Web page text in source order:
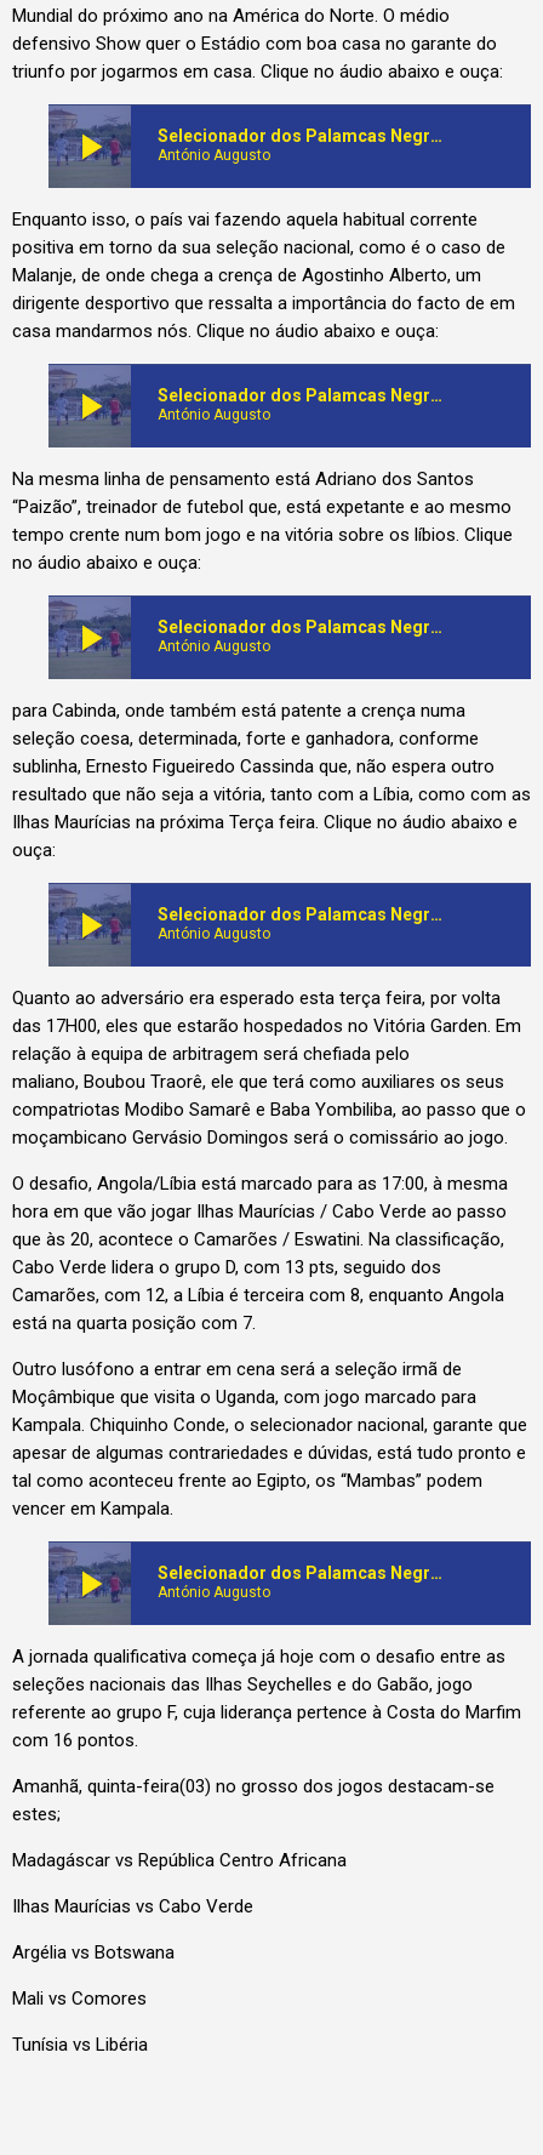
Mundial do próximo ano na América do Norte. O médio
defensivo Show quer o Estádio com boa casa no garante do
triunfo por jogarmos em casa. Clique no áudio abaixo e ouça:
play_arrow Selecionador dos Palamcas Negras ensaia últimas estratégias para vencer Líbia na corrida ao Mundial da América do Norte
António Augusto
Enquanto isso, o país vai fazendo aquela habitual corrente
positiva em torno da sua seleção nacional, como é o caso de
Malanje, de onde chega a crença de Agostinho Alberto, um
dirigente desportivo que ressalta a importância do facto de em
casa mandarmos nós. Clique no áudio abaixo e ouça:
play_arrow Selecionador dos Palamcas Negras ensaia últimas estratégias para vencer Líbia na corrida ao Mundial da América do Norte
António Augusto
Na mesma linha de pensamento está Adriano dos Santos
“Paizão”, treinador de futebol que, está expetante e ao mesmo
tempo crente num bom jogo e na vitória sobre os líbios. Clique
no áudio abaixo e ouça:
play_arrow Selecionador dos Palamcas Negras ensaia últimas estratégias para vencer Líbia na corrida ao Mundial da América do Norte
António Augusto
para Cabinda, onde também está patente a crença numa
seleção coesa, determinada, forte e ganhadora, conforme
sublinha, Ernesto Figueiredo Cassinda que, não espera outro
resultado que não seja a vitória, tanto com a Líbia, como com as
Ilhas Maurícias na próxima Terça feira. Clique no áudio abaixo e
ouça:
play_arrow Selecionador dos Palamcas Negras ensaia últimas estratégias para vencer Líbia na corrida ao Mundial da América do Norte
António Augusto
Quanto ao adversário era esperado esta terça feira, por volta
das 17H00, eles que estarão hospedados no Vitória Garden. Em
relação à equipa de arbitragem será chefiada pelo
maliano, Boubou Traorê, ele que terá como auxiliares os seus
compatriotas Modibo Samarê e Baba Yombiliba, ao passo que o
moçambicano Gervásio Domingos será o comissário ao jogo.
O desafio, Angola/Líbia está marcado para as 17:00, à mesma
hora em que vão jogar Ilhas Maurícias / Cabo Verde ao passo
que às 20, acontece o Camarões / Eswatini. Na classificação,
Cabo Verde lidera o grupo D, com 13 pts, seguido dos
Camarões, com 12, a Líbia é terceira com 8, enquanto Angola
está na quarta posição com 7.
Outro lusófono a entrar em cena será a seleção irmã de
Moçâmbique que visita o Uganda, com jogo marcado para
Kampala. Chiquinho Conde, o selecionador nacional, garante que
apesar de algumas contrariedades e dúvidas, está tudo pronto e
tal como aconteceu frente ao Egipto, os “Mambas” podem
vencer em Kampala.
play_arrow Selecionador dos Palamcas Negras ensaia últimas estratégias para vencer Líbia na corrida ao Mundial da América do Norte
António Augusto
A jornada qualificativa começa já hoje com o desafio entre as
seleções nacionais das Ilhas Seychelles e do Gabão, jogo
referente ao grupo F, cuja liderança pertence à Costa do Marfim
com 16 pontos.
Amanhã, quinta-feira(03) no grosso dos jogos destacam-se
estes;
Madagáscar vs República Centro Africana
Ilhas Maurícias vs Cabo Verde
Argélia vs Botswana
Mali vs Comores
Tunísia vs Libéria